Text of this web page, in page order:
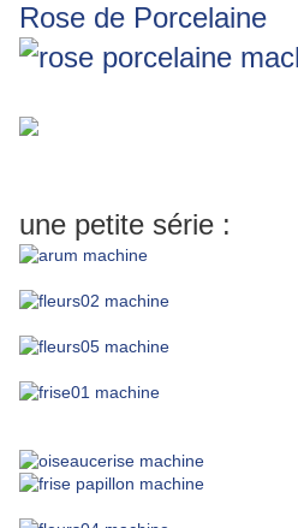
Rose de Porcelaine
une petite série :